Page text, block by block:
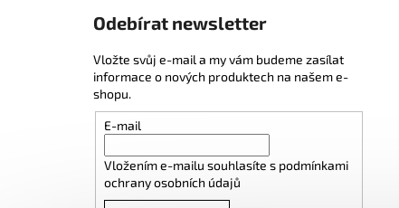
Odebírat newsletter
Vložte svůj e-mail a my vám budeme zasílat
informace o nových produktech na našem e-
shopu.
E-mail
Vložením e-mailu souhlasíte s podmínkami
ochrany osobních údajů